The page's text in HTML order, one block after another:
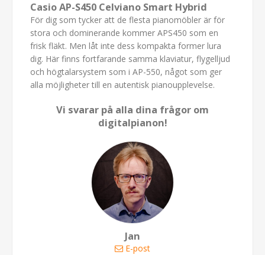
Casio AP-S450 Celviano Smart Hybrid
För dig som tycker att de flesta pianomöbler är för
stora och dominerande kommer APS450 som en
frisk fläkt. Men låt inte dess kompakta former lura
dig. Här finns fortfarande samma klaviatur, flygelljud
och högtalarsystem som i AP-550, något som ger
alla möjligheter till en autentisk pianoupplevelse.
Vi svarar på alla dina frågor om
digitalpianon!
Jan
E-post